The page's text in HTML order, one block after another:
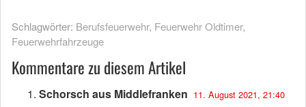
Schlagwörter: Berufsfeuerwehr, Feuerwehr Oldtimer,
Feuerwehrfahrzeuge
Kommentare zu diesem Artikel
Schorsch aus Middlefranken 11. August 2021, 21:40